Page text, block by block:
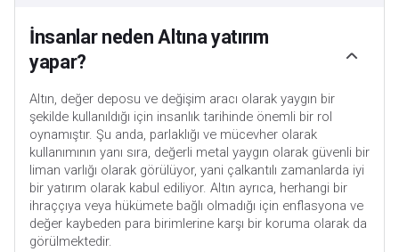
İnsanlar neden Altına yatırım
yapar?
Altın, değer deposu ve değişim aracı olarak yaygın bir
şekilde kullanıldığı için insanlık tarihinde önemli bir rol
oynamıştır. Şu anda, parlaklığı ve mücevher olarak
kullanımının yanı sıra, değerli metal yaygın olarak güvenli bir
liman varlığı olarak görülüyor, yani çalkantılı zamanlarda iyi
bir yatırım olarak kabul ediliyor. Altın ayrıca, herhangi bir
ihraççıya veya hükümete bağlı olmadığı için enflasyona ve
değer kaybeden para birimlerine karşı bir koruma olarak da
görülmektedir.